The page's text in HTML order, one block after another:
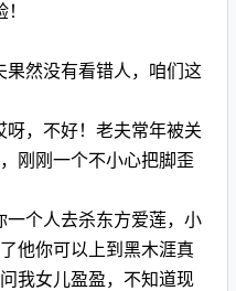
果然没有看错人，咱们这
呀，不好！老夫常年被关
刚刚一个不小心把脚歪
一个人去杀东方爱莲，小
他你可以上到黑木涯真
我女儿盈盈，不知道现